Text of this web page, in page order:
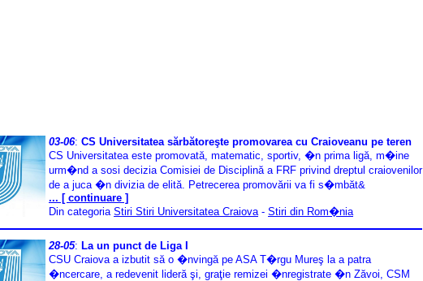
03-06: CS Universitatea sărbătoreşte promovarea cu Craioveanu pe teren
CS Universitatea este promovată, matematic, sportiv, �n prima ligă, m�ine
urm�nd a sosi decizia Comisiei de Disciplină a FRF privind dreptul craiovenilor
de a juca �n divizia de elită. Petrecerea promovării va fi s�mbăt&
... [ continuare ]
Din categoria Stiri Stiri Universitatea Craiova - Stiri din Rom�nia
28-05: La un punct de Liga I
CSU Craiova a izbutit să o �nvingă pe ASA T�rgu Mureş la a patra
�ncercare, a redevenit lideră şi, graţie remizei �nregistrate �n Zăvoi, CSM